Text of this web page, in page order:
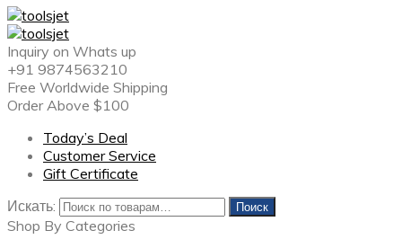
Inquiry on Whats up
+91 9874563210
Free Worldwide Shipping
Order Above $100
Today’s Deal
Customer Service
Gift Certificate
Искать:
Поиск
Shop By Categories